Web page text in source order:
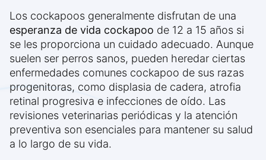
Los cockapoos generalmente disfrutan de una
esperanza de vida cockapoo de 12 a 15 años si
se les proporciona un cuidado adecuado. Aunque
suelen ser perros sanos, pueden heredar ciertas
enfermedades comunes cockapoo de sus razas
progenitoras, como displasia de cadera, atrofia
retinal progresiva e infecciones de oído. Las
revisiones veterinarias periódicas y la atención
preventiva son esenciales para mantener su salud
a lo largo de su vida.